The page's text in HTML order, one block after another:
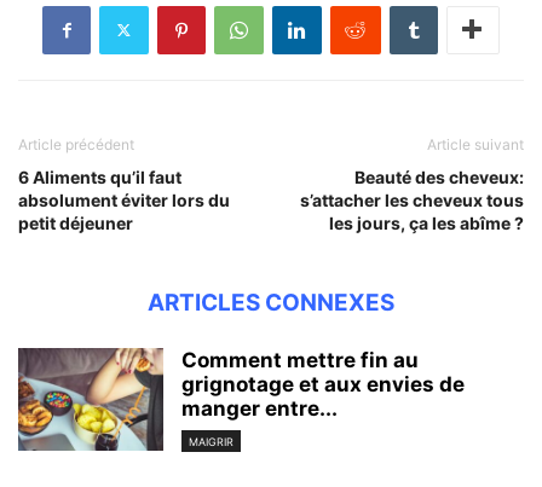
Article précédent
6 Aliments qu’il faut
absolument éviter lors du
petit déjeuner
Article suivant
Beauté des cheveux:
s’attacher les cheveux tous
les jours, ça les abîme ?
ARTICLES CONNEXES
Comment mettre fin au
grignotage et aux envies de
manger entre...
MAIGRIR